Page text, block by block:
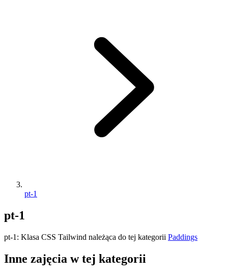
pt-1
pt-1
pt-1 : Klasa CSS Tailwind należąca do tej kategorii Paddings
Inne zajęcia w tej kategorii